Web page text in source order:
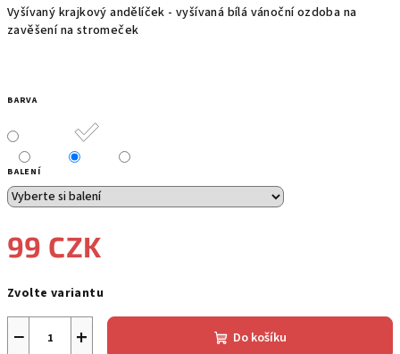
Vyšívaný krajkový andělíček - vyšívaná bílá vánoční ozdoba na
zavěšení na stromeček
BARVA
BALENÍ
99 CZK
cena:
Zvolte variantu
+
− Do košíku